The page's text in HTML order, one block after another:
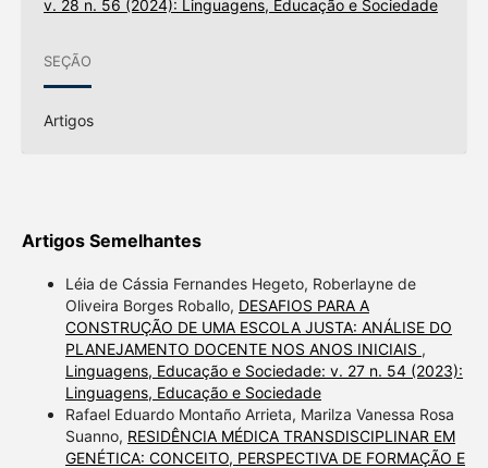
v. 28 n. 56 (2024): Linguagens, Educação e Sociedade
SEÇÃO
Artigos
Artigos Semelhantes
Léia de Cássia Fernandes Hegeto, Roberlayne de
Oliveira Borges Roballo, DESAFIOS PARA A
CONSTRUÇÃO DE UMA ESCOLA JUSTA: ANÁLISE DO
PLANEJAMENTO DOCENTE NOS ANOS INICIAIS ,
Linguagens, Educação e Sociedade: v. 27 n. 54 (2023):
Linguagens, Educação e Sociedade
Rafael Eduardo Montaño Arrieta, Marilza Vanessa Rosa
Suanno, RESIDÊNCIA MÉDICA TRANSDISCIPLINAR EM
GENÉTICA: CONCEITO, PERSPECTIVA DE FORMAÇÃO E